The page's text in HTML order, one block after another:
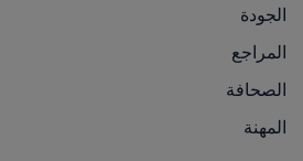
الجودة
المراجع
الصحافة
المهنة